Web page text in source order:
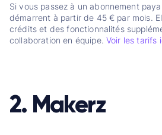
Si vous passez à un abonnement
démarrent à partir de 45 € par mois.
crédits et des fonctionnalités
collaboration en équipe.Voir les tarifs
2. Makerz